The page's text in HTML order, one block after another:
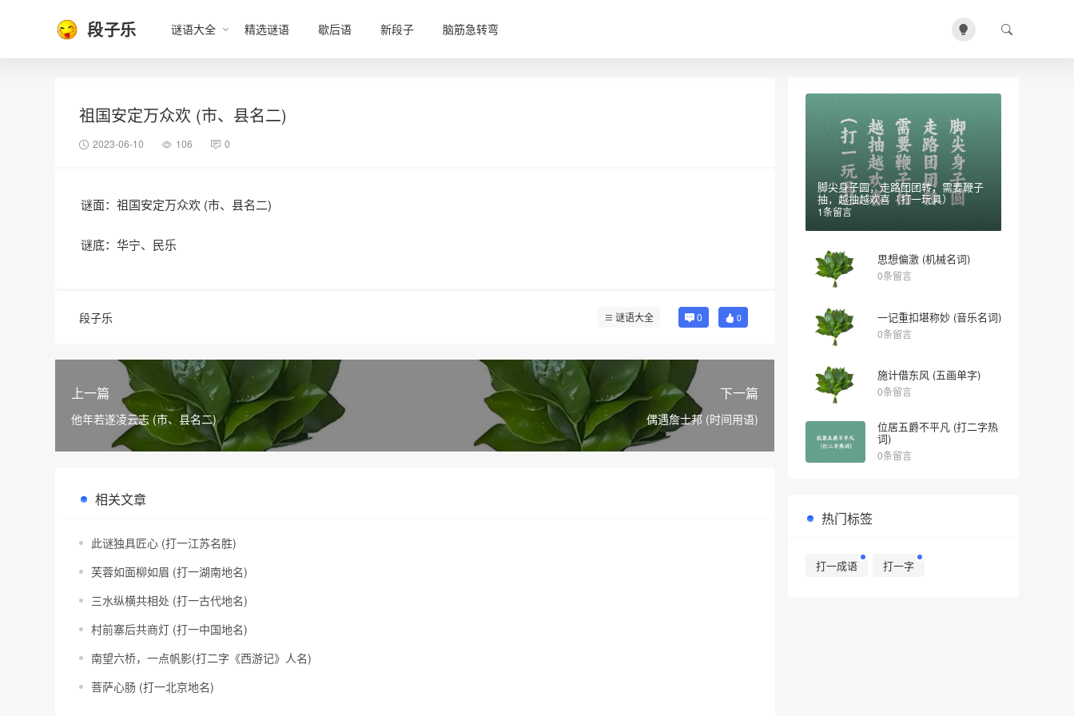
段子乐 谜语大全 精选谜语 歇后语 新段子 脑筋急转弯
祖国安定万众欢 (市、县名二)
2023-06-10 106 0
谜面：祖国安定万众欢 (市、县名二)
谜底：华宁、民乐
段子乐 谜语大全 0 0
上一篇
他年若遂凌云志 (市、县名二)
下一篇
偶遇詹士邦 (时间用语)
相关文章
此谜独具匠心 (打一江苏名胜)
芙蓉如面柳如眉 (打一湖南地名)
三水纵横共相处 (打一古代地名)
村前寨后共商灯 (打一中国地名)
南望六桥，一点帆影(打二字《西游记》人名)
菩萨心肠 (打一北京地名)
脚尖身子圆，走路团团转，需要鞭子
抽，越抽越欢喜（打一玩具）
1条留言
思想偏激 (机械名词)
0条留言
一记重扣堪称妙 (音乐名词)
0条留言
施计借东风 (五画单字)
0条留言
位居五爵不平凡 (打二字热
词)
0条留言
热门标签
打一成语 打一字